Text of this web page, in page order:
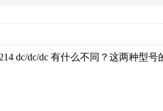
dc/dc/dc 有什么不同？这两种型